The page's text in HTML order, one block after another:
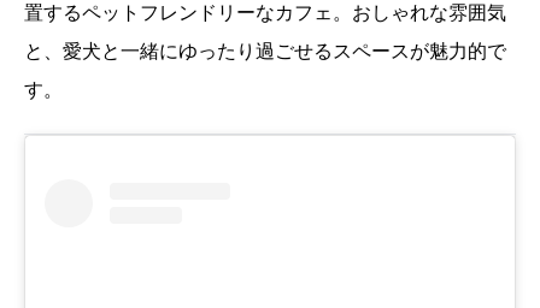
置するペットフレンドリーなカフェ。おしゃれな雰囲気
と、愛犬と一緒にゆったり過ごせるスペースが魅力的で
す。